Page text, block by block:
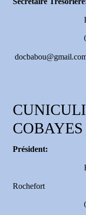
Rue
0477/
COBAYES
Président:
Rue de la
Rochefort
0496/